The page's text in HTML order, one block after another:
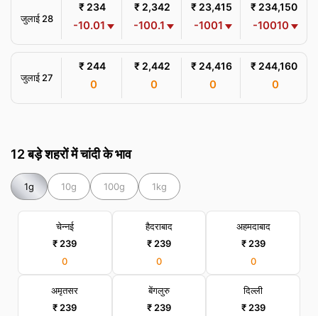
जुलाई 28
₹ 234
-10.01
₹ 2,342
-100.1
₹ 23,415
-1001
₹ 234,150
-10010
जुलाई 27
₹ 244
0
₹ 2,442
0
₹ 24,416
0
₹ 244,160
0
12 बड़े शहरों में चांदी के भाव
1g 10g 100g 1kg
चेन्नई
₹ 239
0
हैदराबाद
₹ 239
0
अहमदाबाद
₹ 239
0
अमृतसर
₹ 239
बेंगलुरु
₹ 239
दिल्ली
₹ 239